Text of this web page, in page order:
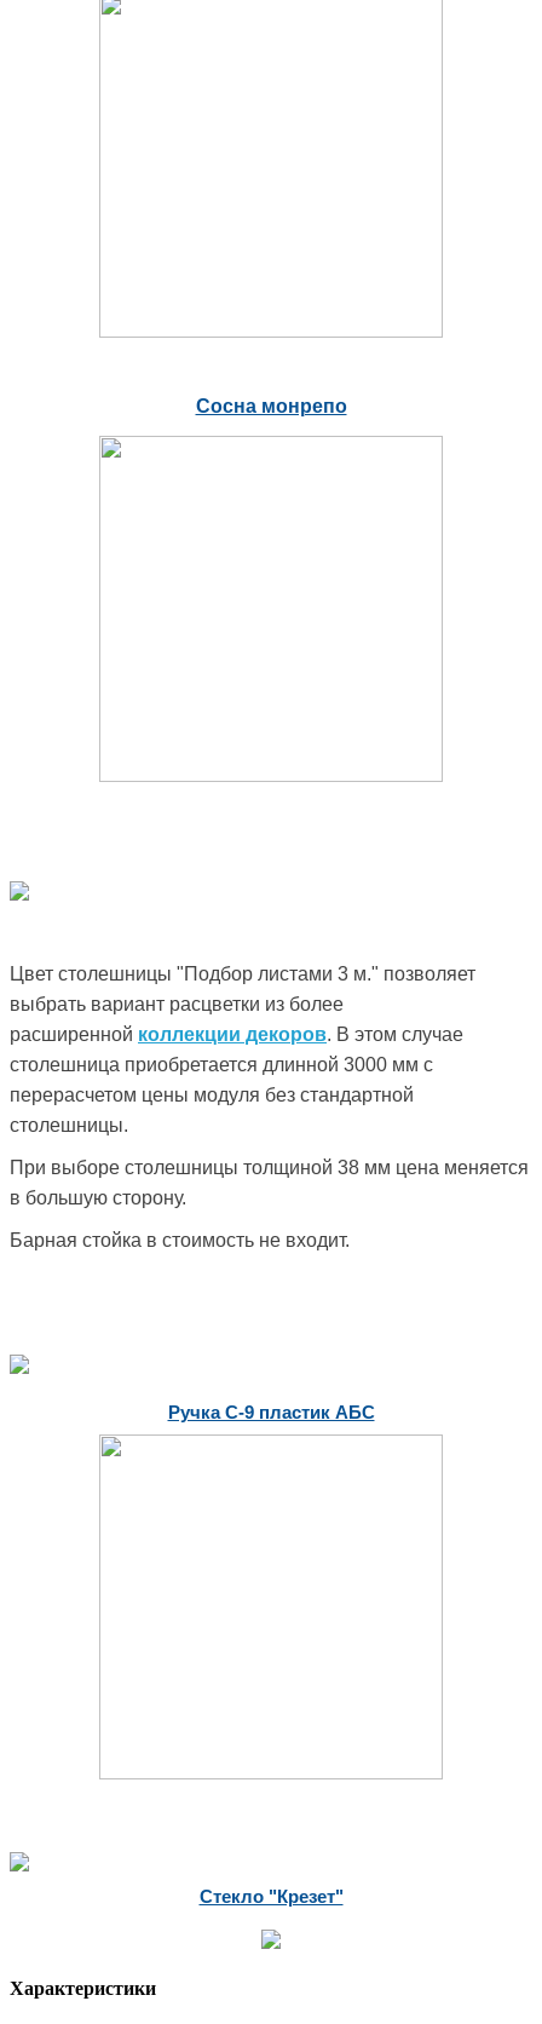
Сосна монрепо
Цвет столешницы "Подбор листами 3 м." позволяет
выбрать вариант расцветки из более
расширенной коллекции декоров. В этом случае
столешница приобретается длинной 3000 мм с
перерасчетом цены модуля без стандартной
столешницы.
При выборе столешницы толщиной 38 мм цена меняется
в большую сторону.
Барная стойка в стоимость не входит.
Ручка С-9 пластик АБС
Стекло "Крезет"
Характеристики